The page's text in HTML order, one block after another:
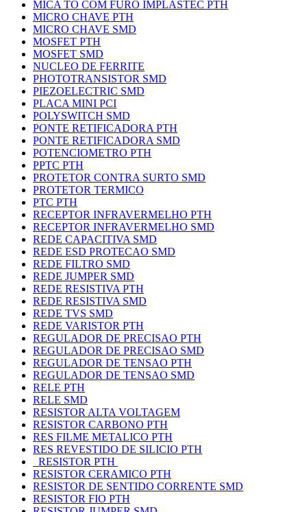
MICA TO COM FURO IMPLASTEC PTH
MICRO CHAVE PTH
MICRO CHAVE SMD
MOSFET PTH
MOSFET SMD
NUCLEO DE FERRITE
PHOTOTRANSISTOR SMD
PIEZOELECTRIC SMD
PLACA MINI PCI
POLYSWITCH SMD
PONTE RETIFICADORA PTH
PONTE RETIFICADORA SMD
POTENCIOMETRO PTH
PPTC PTH
PROTETOR CONTRA SURTO SMD
PROTETOR TERMICO
PTC PTH
RECEPTOR INFRAVERMELHO PTH
RECEPTOR INFRAVERMELHO SMD
REDE CAPACITIVA SMD
REDE ESD PROTECAO SMD
REDE FILTRO SMD
REDE JUMPER SMD
REDE RESISTIVA PTH
REDE RESISTIVA SMD
REDE TVS SMD
REDE VARISTOR PTH
REGULADOR DE PRECISAO PTH
REGULADOR DE PRECISAO SMD
REGULADOR DE TENSAO PTH
REGULADOR DE TENSAO SMD
RELE PTH
RELE SMD
RESISTOR ALTA VOLTAGEM
RESISTOR CARBONO PTH
RES FILME METALICO PTH
RES REVESTIDO DE SILICIO PTH
RESISTOR PTH
RESISTOR CERAMICO PTH
RESISTOR DE SENTIDO CORRENTE SMD
RESISTOR FIO PTH